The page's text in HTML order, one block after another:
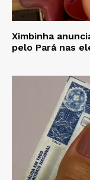
Ximbinha
pelo Pará nas